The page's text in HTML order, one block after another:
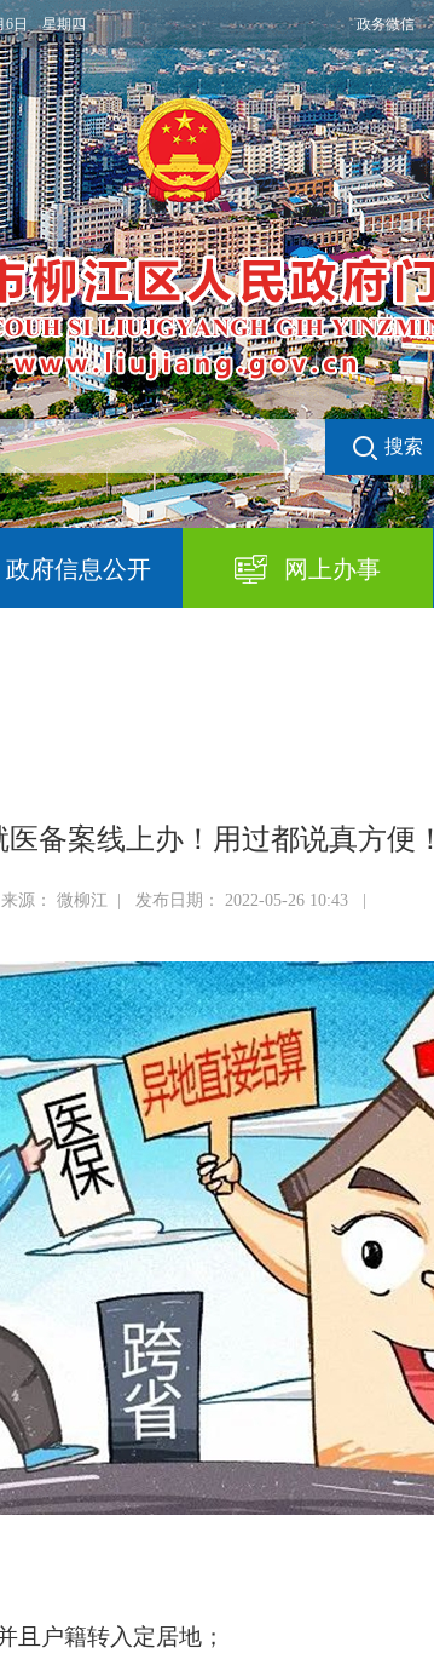
政务微信
6日 星期四
搜索
政府信息公开 网上办事
医备案线上办！用过都说真方便！
来源： 微柳江 | 发布日期： 2022-05-26 10:43 |
且户籍转入定居地；